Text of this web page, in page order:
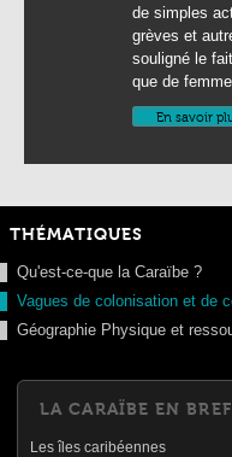
de simples
grèves et
souligné le
que de
En savoir
THÉMATIQUES
Qu'est-ce-que la Caraïbe ?
Vagues de colonisation et de
Géographie Physique et
LA CARAÏBE EN BREF
Les îles caribéennes